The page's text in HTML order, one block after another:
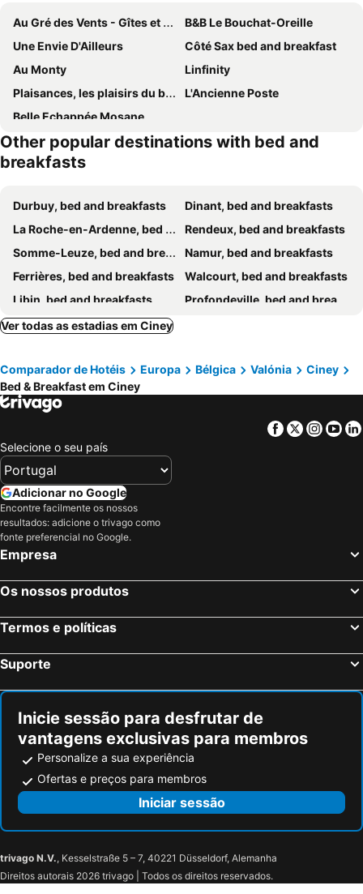
Au Gré des Vents - Gîtes et Chambres d'hôtes
B&B Le Bouchat-Oreille
Une Envie D'Ailleurs
Côté Sax bed and breakfast
Au Monty
Linfinity
Plaisances, les plaisirs du bord de Meuse - Chambre d'hôtes avec baignoire spa
L'Ancienne Poste
Belle Echappée Mosane
Other popular destinations with bed and
breakfasts
Durbuy, bed and breakfasts
Dinant, bed and breakfasts
La Roche-en-Ardenne, bed and breakfasts
Rendeux, bed and breakfasts
Somme-Leuze, bed and breakfasts
Namur, bed and breakfasts
Ferrières, bed and breakfasts
Walcourt, bed and breakfasts
Libin, bed and breakfasts
Profondeville, bed and breakfasts
Huy, bed and breakfasts
Rochefort, bed and breakfasts
Marche-en-Famenne, bed and breakfasts
Philippeville, bed and breakfasts
Erezée, bed and breakfasts
Braives, bed and breakfasts
Haybes, bed and breakfasts
Rancennes, bed and breakfasts
Nassogne, bed and breakfasts
Tellin, bed and breakfasts
Seraing, bed and breakfasts
Anhée, bed and breakfasts
Vresse-sur-Semois, bed and breakfasts
Saint-Hubert, bed and breakfasts
Lierneux, bed and breakfasts
Hastière, bed and breakfasts
Wanze, bed and breakfasts
Eghezée, bed and breakfasts
Hannut, bed and breakfasts
Ver todas as estadias em Ciney
Comparador de Hotéis Europa Bélgica Valónia
Ciney
Bed & Breakfast em Ciney
Facebook
Twitter
Selecione o seu país
Adicionar no Google
Encontre facilmente os nossos
resultados: adicione o trivago como
fonte preferencial no Google.
Empresa
Os nossos produtos
Termos e políticas
Suporte
Inicie sessão para desfrutar de
vantagens exclusivas para membros
Personalize a sua experiência
Ofertas e preços para membros
Iniciar sessão
trivago N.V., Kesselstraße 5 – 7, 40221 Düsseldorf, Alemanha
Direitos autorais 2026 trivago | Todos os direitos reservados.